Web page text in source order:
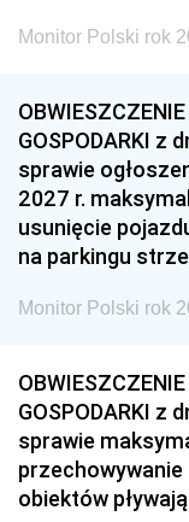
Monitor Polski rok
GOSPODARKI z
sprawie
2027 r.
usunięcie
na parkingu
Monitor Polski rok
GOSPODARKI z
sprawie
obiektów